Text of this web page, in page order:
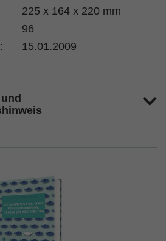
225 x 164 x 220 mm
96
15.01.2009